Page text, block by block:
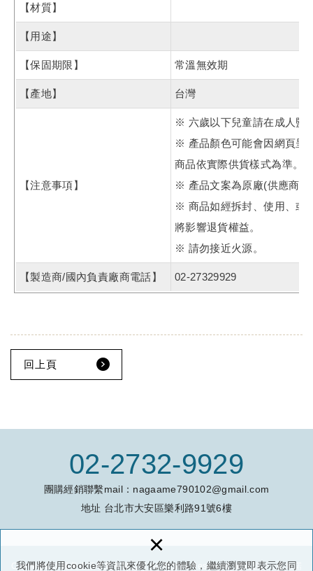
我們將使用cookie等資訊來優化您的體驗，繼續瀏覽即表示您同
×
【材質】
【用途】
【保固期限】 常溫無效期
【產地】 台灣
【注意事項】
※ 六歲以下兒童請在成人監
※ 產品顏色可能會因網頁呈
商品依實際供貨樣式為準。
※ 產品文案為原廠(供應商)
※ 商品如經拆封、使用、或
將影響退貨權益。
※ 請勿接近火源。
【製造商/國內負責廠商電話】 02-27329929
回上頁
02-2732-9929
團購經銷聯繫mail： nagaame790102@gmail.com
地址 台北市大安區樂利路91號6樓
Copyright © 臻美生活事業有限公司 All Rights Reserved. 網頁設計 : 多米諾